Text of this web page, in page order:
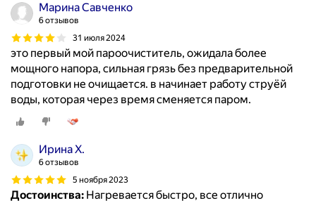
Марина Савченко
6 отзывов
31 июля 2024
это первый мой пароочиститель, ожидала более
мощного напора, сильная грязь без предварительной
подготовки не очищается. в начинает работу струёй
воды, которая через время сменяется паром.
Ирина Х.
6 отзывов
5 ноября 2023
Достоинства: Нагревается быстро, все отлично